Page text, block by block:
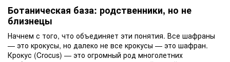
Ботаническая база: родственники, но не
близнецы
Начнем с того, что объединяет эти понятия. Все шафраны
— это крокусы, но далеко не все крокусы — это шафран.
Крокус (Crocus) — это огромный род многолетних